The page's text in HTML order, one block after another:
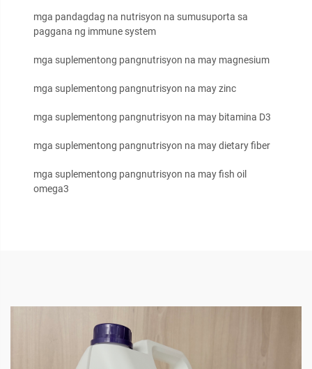
mga pandagdag na nutrisyon na sumusuporta sa
paggana ng immune system
mga suplementong pangnutrisyon na may magnesium
mga suplementong pangnutrisyon na may zinc
mga suplementong pangnutrisyon na may bitamina D3
mga suplementong pangnutrisyon na may dietary fiber
mga suplementong pangnutrisyon na may fish oil
omega3